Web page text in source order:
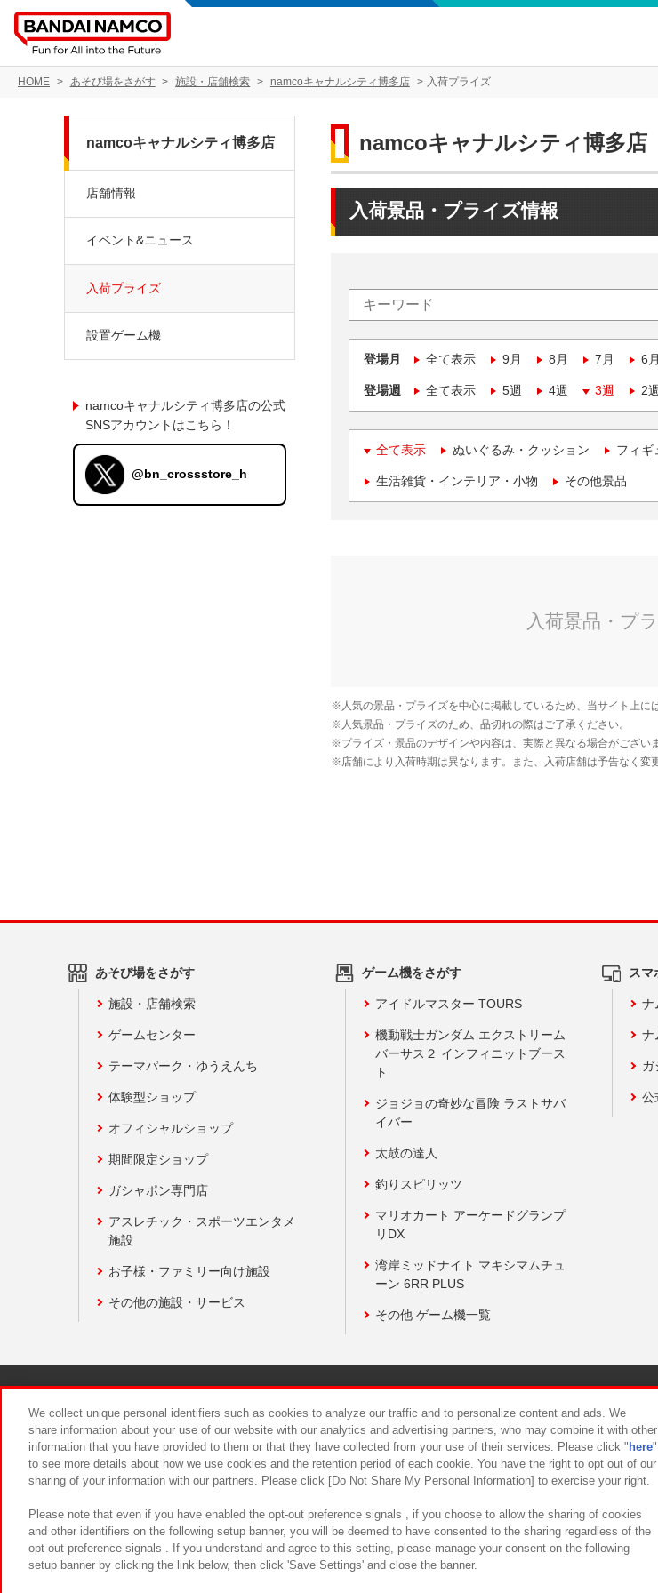
HOME あそび場をさがす 施設・店舗検索 namcoキャナルシティ博多店 入荷プライズ
namcoキャナルシティ博多店
入荷景品・プライズ情報
登場月 全て表示 9月 8月 7月 6月
登場週 全て表示 5週 4週 3週 2週
全て表示 ぬいぐるみ・クッション フィギ
生活雑貨・インテリア・小物 その他景品
namcoキャナルシティ博多店
店舗情報
イベント&ニュース
入荷プライズ
設置ゲーム機
namcoキャナルシティ博多店の公式
SNSアカウントはこちら！
@bn_crossstore_h
あそび場をさがす
施設・店舗検索
ゲームセンター
テーマパーク・ゆうえんち
体験型ショップ
オフィシャルショップ
期間限定ショップ
ガシャポン専門店
アスレチック・スポーツエンタメ
施設
お子様・ファミリー向け施設
その他の施設・サービス
ゲーム機をさがす
アイドルマスター TOURS
機動戦士ガンダム エクストリーム
バーサス２ インフィニットブース
ト
ジョジョの奇妙な冒険 ラストサバ
イバー
太鼓の達人
釣りスピリッツ
マリオカート アーケードグランプ
リDX
湾岸ミッドナイト マキシマムチュ
ーン 6RR PLUS
その他 ゲーム機一覧
スマ
ナ
ナ
ガ
公
食品のご提供について カスタマーハラスメント対応方
We collect unique personal identifiers such as cookies to analyze our traffic and to personalize content and ads. We
share information about your use of our website with our analytics and advertising partners, who may combine it with other
information that you have provided to them or that they have collected from your use of their services. Please click " here"
to see more details about how we use cookies and the retention period of each cookie. You have the right to opt out of our
sharing of your information with our partners. Please click [Do Not Share My Personal Information] to exercise your right.
Please note that even if you have enabled the opt-out preference signals , if you choose to allow the sharing of cookies
and other identifiers on the following setup banner, you will be deemed to have consented to the sharing regardless of the
opt-out preference signals . If you understand and agree to this setting, please manage your consent on the following
setup banner by clicking the link below, then click 'Save Settings' and close the banner.